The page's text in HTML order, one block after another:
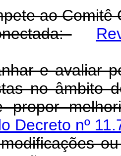
ao
e avaliar
no âmbito
propor
Decreto nº